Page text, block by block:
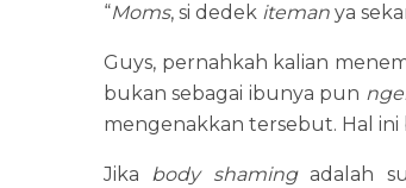
“Moms, si dedek iteman ya
Guys, pernahkah kalian
bukan sebagai ibunya pun
mengenakkan tersebut. Hal ini
Jika body shamingadalah